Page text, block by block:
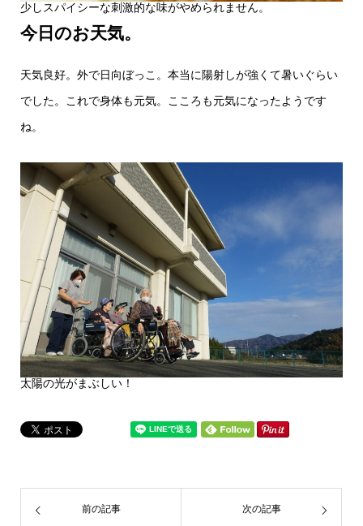
少しスパイシーな刺激的な味がやめられません。
今日のお天気。
天気良好。外で日向ぼっこ。本当に陽射しが強くて暑いぐらい
でした。これで身体も元気。こころも元気になったようです
ね。
太陽の光がまぶしい！
前の記事 次の記事